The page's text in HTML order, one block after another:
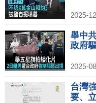
2025-
舉中
政府
2025-
台灣
要、